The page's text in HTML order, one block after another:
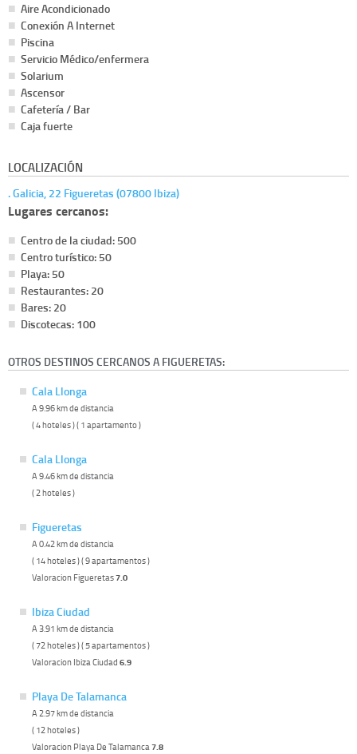
Aire Acondicionado
Conexión A Internet
Piscina
Servicio Médico/enfermera
Solarium
Ascensor
Cafetería / Bar
Caja fuerte
LOCALIZACIÓN
. Galicia, 22 Figueretas (07800 Ibiza)
Lugares cercanos:
Centro de la ciudad: 500
Centro turístico: 50
Playa: 50
Restaurantes: 20
Bares: 20
Discotecas: 100
OTROS DESTINOS CERCANOS A FIGUERETAS:
Cala Llonga
A 9.96 km de distancia
( 4 hoteles ) ( 1 apartamento )
Cala Llonga
A 9.46 km de distancia
( 2 hoteles )
Figueretas
A 0.42 km de distancia
( 14 hoteles ) ( 9 apartamentos )
Valoracion Figueretas7.0
Ibiza Ciudad
A 3.91 km de distancia
( 72 hoteles ) ( 5 apartamentos )
Valoracion Ibiza Ciudad 6.9
Playa De Talamanca
A 2.97 km de distancia
( 12 hoteles )
Valoracion Playa De Talamanca 7.8